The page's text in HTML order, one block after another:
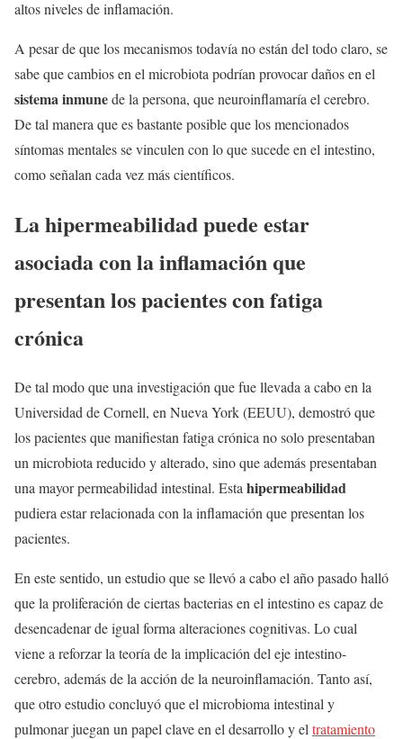
altos niveles de inflamación.
A pesar de que los mecanismos todavía no están del todo claro, se
sabe que cambios en el microbiota podrían provocar daños en el
sistema inmunede la persona, que neuroinflamaría el cerebro.
De tal manera que es bastante posible que los mencionados
síntomas mentales se vinculen con lo que sucede en el intestino,
como señalan cada vez más científicos.
La hipermeabilidad puede estar
asociada con la inflamación que
presentan los pacientes con fatiga
crónica
De tal modo que una investigación que fue llevada a cabo en la
Universidad de Cornell, en Nueva York (EEUU), demostró que
los pacientes que manifiestan fatiga crónica no solo presentaban
un microbiota reducido y alterado, sino que además presentaban
una mayor permeabilidad intestinal. Esta hipermeabilidad
pudiera estar relacionada con la inflamación que presentan los
pacientes.
En este sentido, un estudio que se llevó a cabo el año pasado halló
que la proliferación de ciertas bacterias en el intestino es capaz de
desencadenar de igual forma alteraciones cognitivas. Lo cual
viene a reforzar la teoría de la implicación del eje intestino-
cerebro, además de la acción de la neuroinflamación. Tanto así,
que otro estudio concluyó que el microbioma intestinal y
pulmonar juegan un papel clave en el desarrollo y el tratamiento